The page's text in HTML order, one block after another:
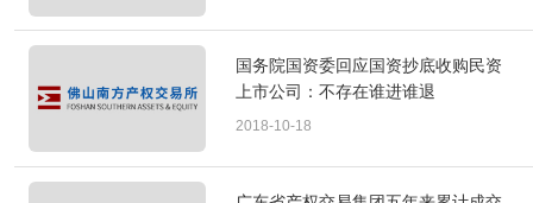
国务院国资委回应国资抄底收购民资
上市公司：不存在谁进谁退
2018-10-18